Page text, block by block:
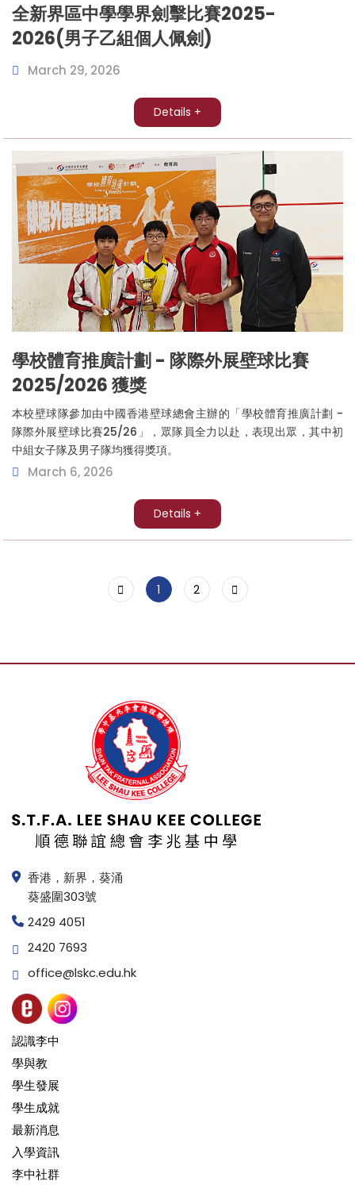
全新界區中學學界劍擊比賽2025-
2026(男子乙組個人佩劍)
March 29, 2026
Details +
學校體育推廣計劃 - 隊際外展壁球比賽
2025/2026 獲獎
本校壁球隊參加由中國香港壁球總會主辦的「學校體育推廣計劃 -
隊際外展壁球比賽25/26」，眾隊員全力以赴，表現出眾，其中初
中組女子隊及男子隊均獲得獎項。
March 6, 2026
Details +
1 2
香港，新界，葵涌
葵盛圍303號
2429 4051
2420 7693
office@lskc.edu.hk
認識李中
學與教
學生發展
學生成就
最新消息
入學資訊
李中社群